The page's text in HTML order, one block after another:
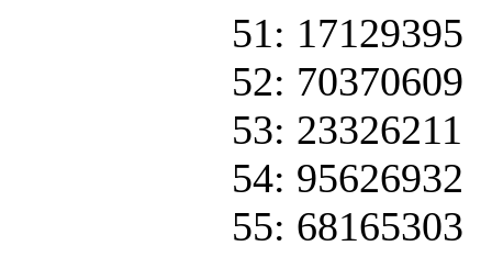
51: 17129395
52: 70370609
53: 23326211
54: 95626932
55: 68165303